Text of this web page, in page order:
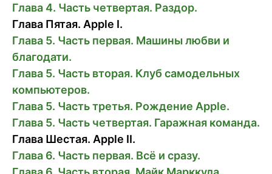
Глава 4. Часть четвертая. Раздор.
Глава Пятая. Apple I.
Глава 5. Часть первая. Машины любви и
благодати.
Глава 5. Часть вторая. Клуб самодельных
компьютеров.
Глава 5. Часть третья. Рождение Apple.
Глава 5. Часть четвертая. Гаражная команда.
Глава Шестая. Apple II.
Глава 6. Часть первая. Всё и сразу.